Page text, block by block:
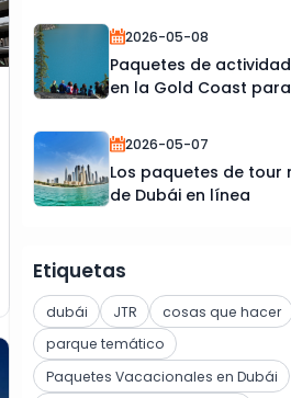
2026-05-08
Paquetes de
en la Gold Coast
2026-05-07
Los paquetes de tour
de Dubái en línea
Etiquetas
dubái JTR cosas que hacer
parque temático
Paquetes Vacacionales en Dubái